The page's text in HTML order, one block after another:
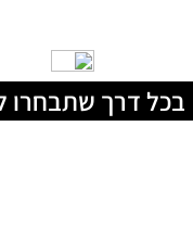
בכל דרך שתבחרו